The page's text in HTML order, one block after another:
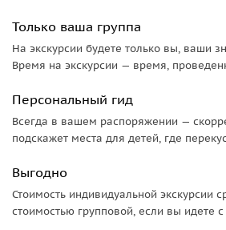
Только ваша группа
На экскурсии будете только вы, ваши
Время на экскурсии — время,
Персональный гид
Всегда в вашем распоряжении —
подскажет места для детей, где
Выгодно
Стоимость индивидуальной экскурсии
стоимостью групповой, если вы идете